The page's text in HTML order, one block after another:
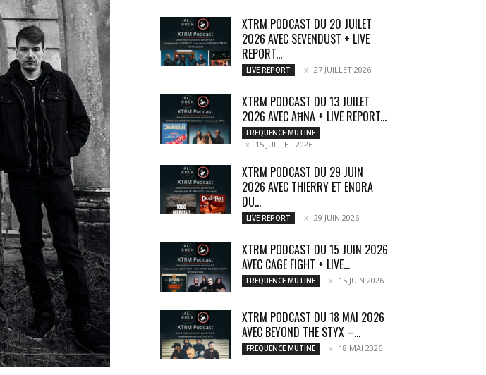
XTRM PODCAST DU 20 JUILET
2026 AVEC SEVENDUST + LIVE
REPORT...
LIVE REPORT 27 JUILLET 2026
XTRM PODCAST DU 13 JUILET
2026 AVEC AĦNA + LIVE REPORT...
FREQUENCE MUTINE
15 JUILLET 2026
XTRM PODCAST DU 29 JUIN
2026 AVEC THIERRY ET ENORA
DU...
LIVE REPORT 29 JUIN 2026
XTRM PODCAST DU 15 JUIN 2026
AVEC CAGE FIGHT + LIVE...
FREQUENCE MUTINE 15 JUIN 2026
XTRM PODCAST DU 18 MAI 2026
AVEC BEYOND THE STYX –...
FREQUENCE MUTINE 18 MAI 2026